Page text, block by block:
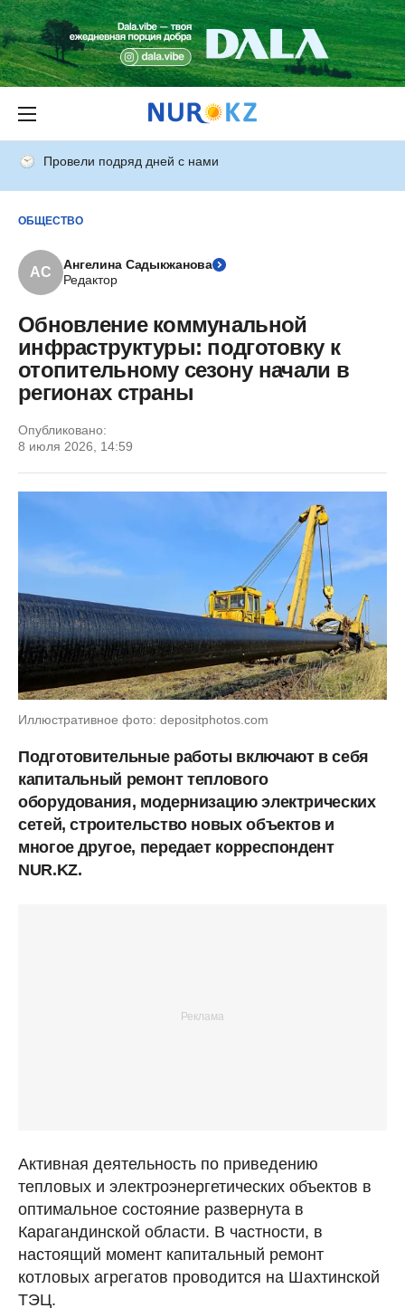
Провели подряд дней с нами
ОБЩЕСТВО
АС
Ангелина Садыкжанова
Редактор
Обновление коммунальной
инфраструктуры: подготовку к
отопительному сезону начали в
регионах страны
Опубликовано:
8 июля 2026, 14:59
Иллюстративное фото: depositphotos.com
Подготовительные работы включают в себя
капитальный ремонт теплового
оборудования, модернизацию электрических
сетей, строительство новых объектов и
многое другое, передает корреспондент
NUR.KZ.
Активная деятельность по приведению
тепловых и электроэнергетических объектов в
оптимальное состояние развернута в
Карагандинской области. В частности, в
настоящий момент капитальный ремонт
котловых агрегатов проводится на Шахтинской
ТЭЦ.